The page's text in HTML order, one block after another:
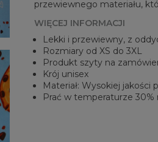
przewiewnego materiału,
WIĘCEJ INFORMACJI
Lekki i przewiewny, z
Rozmiary od XS do 3XL
Produkt szyty na
Krój unisex
Materiał: Wysokiej jakości
Prać w temperaturze 30%